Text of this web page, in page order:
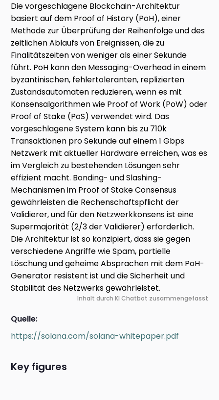
Die vorgeschlagene Blockchain-Architektur
basiert auf dem Proof of History (PoH), einer
Methode zur Überprüfung der Reihenfolge und des
zeitlichen Ablaufs von Ereignissen, die zu
Finalitätszeiten von weniger als einer Sekunde
führt. PoH kann den Messaging-Overhead in einem
byzantinischen, fehlertoleranten, replizierten
Zustandsautomaten reduzieren, wenn es mit
Konsensalgorithmen wie Proof of Work (PoW) oder
Proof of Stake (PoS) verwendet wird. Das
vorgeschlagene System kann bis zu 710k
Transaktionen pro Sekunde auf einem 1 Gbps
Netzwerk mit aktueller Hardware erreichen, was es
im Vergleich zu bestehenden Lösungen sehr
effizient macht. Bonding- und Slashing-
Mechanismen im Proof of Stake Consensus
gewährleisten die Rechenschaftspflicht der
Validierer, und für den Netzwerkkonsens ist eine
Supermajorität (2/3 der Validierer) erforderlich.
Die Architektur ist so konzipiert, dass sie gegen
verschiedene Angriffe wie Spam, partielle
Löschung und geheime Absprachen mit dem PoH-
Generator resistent ist und die Sicherheit und
Stabilität des Netzwerks gewährleistet.
Inhalt durch KI Chatbot zusammengefasst
Quelle:
https://solana.com/solana-whitepaper.pdf
Key figures